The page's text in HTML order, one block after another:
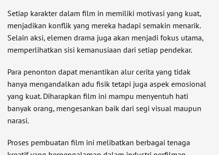
Setiap karakter dalam film in memiliki motivasi yang kuat,
menjadikan konflik yang mereka hadapi semakin menarik.
Selain aksi, elemen drama juga akan menjadi fokus utama,
memperlihatkan sisi kemanusiaan dari setiap pendekar.
Para penonton dapat menantikan alur cerita yang tidak
hanya mengandalkan adu fisik tetapi juga aspek emosional
yang kuat. Diharapkan film ini mampu menyentuh hati
banyak orang, mengesankan baik dari segi visual maupun
narasi.
Proses pembuatan film ini melibatkan berbagai tenaga